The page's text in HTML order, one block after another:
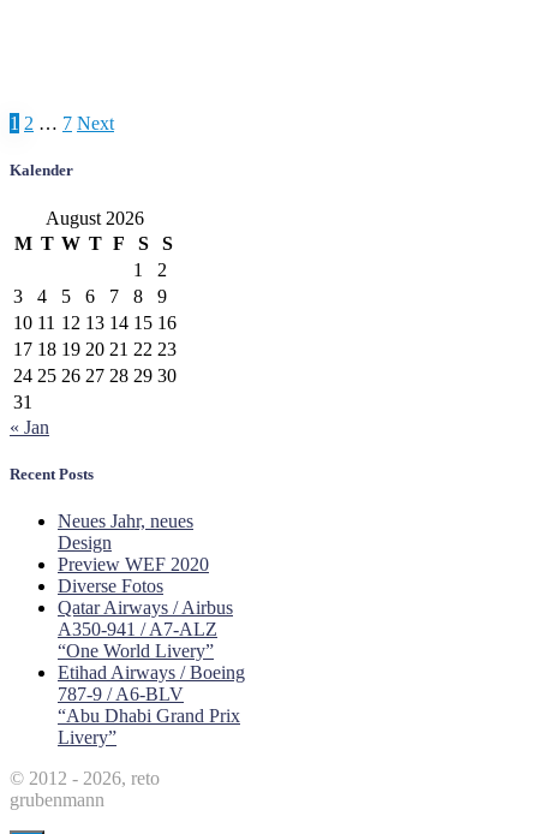
Posts
pagination
1 2 … 7 Next
Kalender
August 2026
M T W T F S
S
1
2
3
4 5 6 7 8
9
10 11 12 13 14 15 16
17 18 19 20 21 22 23
24 25 26 27 28 29 30
31
« Jan
Recent Posts
Neues Jahr, neues
Design
Preview WEF 2020
Diverse Fotos
Qatar Airways / Airbus
A350-941 / A7-ALZ
“One World Livery”
Etihad Airways / Boeing
787-9 / A6-BLV
“Abu Dhabi Grand Prix
Livery”
© 2012 - 2026, reto
grubenmann